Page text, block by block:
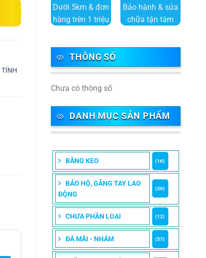
Dưới 5km & đơn
hàng trên 1 triệu
Bảo hành & sửa
chữa tận tâm
THÔNG SỐ
Chưa có thông số
DANH MỤC SẢN PHẨM
BĂNG KEO (16)
BẢO HỘ, GĂNG TAY LAO
ĐỘNG
(36)
CHƯA PHẦN LOẠI (12)
ĐÁ MÀI - NHÁM (57)
TÍNH